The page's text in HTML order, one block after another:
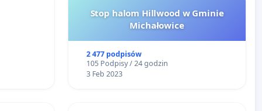
Stop halom Hillwood w Gminie
Michałowice
2 477 podpisów
105 Podpisy / 24 godzin
3 Feb 2023